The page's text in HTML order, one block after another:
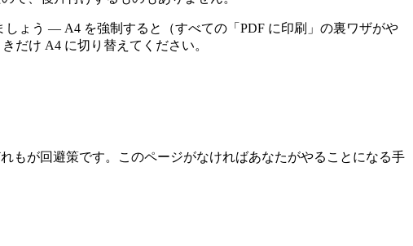
ょう — A4 を強制すると（すべての「PDF に印刷」の裏ワザがや
だけ A4 に切り替えてください。
もが回避策です。このページがなければあなたがやることになる手